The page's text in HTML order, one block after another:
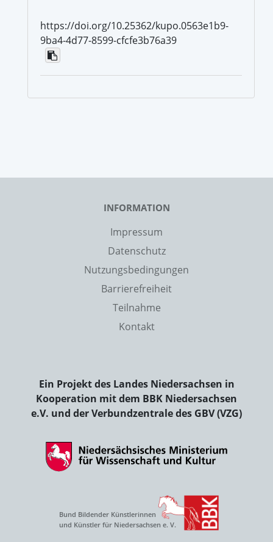
https://doi.org/10.25362/kupo.0563e1b9-
9ba4-4d77-8599-cfcfe3b76a39
INFORMATION
Impressum
Datenschutz
Nutzungsbedingungen
Barrierefreiheit
Teilnahme
Kontakt
Ein Projekt des Landes Niedersachsen in
Kooperation mit dem BBK Niedersachsen
e.V. und der Verbundzentrale des GBV (VZG)
Bund Bildender Künstlerinnen
und Künstler für Niedersachsen e. V.